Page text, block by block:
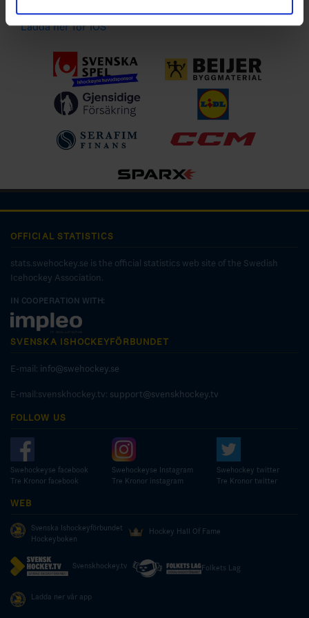
Ladda ner för IOS
OFFICIAL STATISTICS
stats.swehockey.se is the official statistics web site of the Swedish
Icehockey Association.
IN COOPERATION WITH:
SVENSKA ISHOCKEYFÖRBUNDET
E-mail: info@swehockey.se
E-mail:svenskhockey.tv: support@svenskhockey.tv
FOLLOW US
Swehockeyse facebook
Tre Kronor facebook
Swehockeyse Instagram
Tre Kronor instagram
Swehockey twitter
Tre Kronor twitter
WEB
Svenska Ishockeyförbundet
Hockeyboken
Hockey Hall Of Fame
Svenskhockey.tv Folkets Lag
Ladda ner vår app